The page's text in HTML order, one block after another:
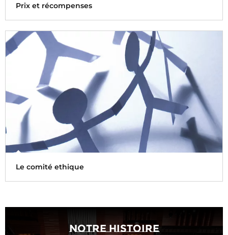
Prix et récompenses
Chaque année, Radio France se voit récompensée pour la
qualité des émissions, le travail des producteurs et
journalistes...
Le comité ethique
pluralisme de l’information et des programmes de Radio
Notre histoire